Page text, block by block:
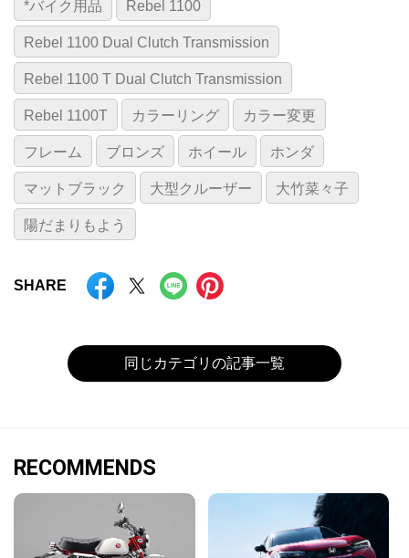
*バイク用品 Rebel 1100
Rebel 1100 Dual Clutch Transmission
Rebel 1100 T Dual Clutch Transmission
Rebel 1100T カラーリング カラー変更
フレーム ブロンズ ホイール ホンダ
マットブラック 大型クルーザー 大竹菜々子
陽だまりもよう
SHARE
同じカテゴリの記事一覧
RECOMMENDS